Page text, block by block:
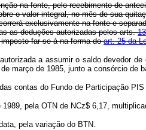
na fonte, pelo recebimento de
o valor integral, no mês de sua
exclusivamente na fonte e
as deduções autorizadas pelos arts.13
far-se-á na forma doart. 25 da
a assumir o saldo devedor
março de 1985, junto a consórcio de
contas do Fundo de Participação
1989, pela OTN de NCz$ 6,17,
pela variação do BTN.